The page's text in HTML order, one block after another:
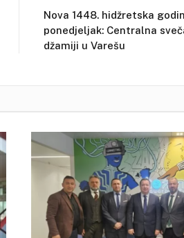
Nova 1448. hidžretska
ponedjeljak: Centralna
džamiji u Varešu